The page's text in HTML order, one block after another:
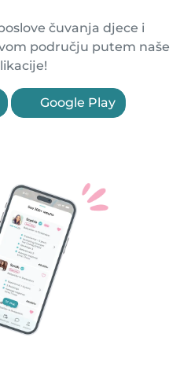
čuvanja djece i
području putem naše
Google Play